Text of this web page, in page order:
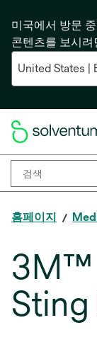
미국에서 방문
콘텐츠를 보시
홈페이지
3M™
Sting